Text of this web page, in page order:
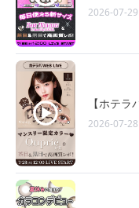
2026-07-
【ホテ
2026-07-